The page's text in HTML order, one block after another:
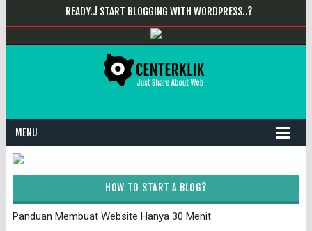
READY..! START BLOGGING WITH WORDPRESS..?
MENU
HOW TO START A BLOG?
Panduan Membuat Website Hanya 30 Menit